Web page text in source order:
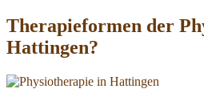
Therapieformen der
Hattingen?